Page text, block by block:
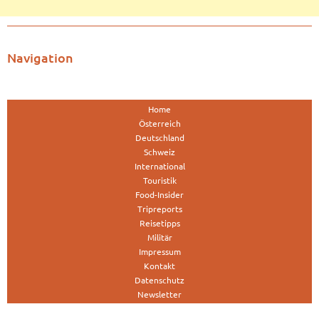
Navigation
Home
Österreich
Deutschland
Schweiz
International
Touristik
Food-Insider
Tripreports
Reisetipps
Militär
Impressum
Kontakt
Datenschutz
Newsletter